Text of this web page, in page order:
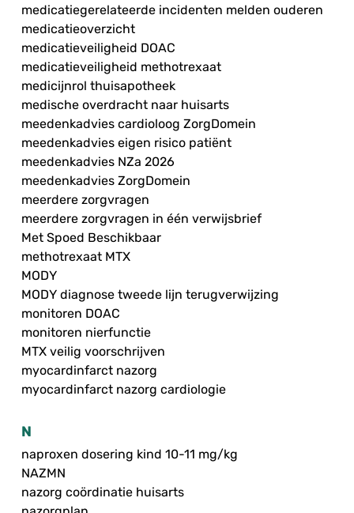
medicatiegerelateerde incidenten melden ouderen
medicatieoverzicht
medicatieveiligheid DOAC
medicatieveiligheid methotrexaat
medicijnrol thuisapotheek
medische overdracht naar huisarts
meedenkadvies cardioloog ZorgDomein
meedenkadvies eigen risico patiënt
meedenkadvies NZa 2026
meedenkadvies ZorgDomein
meerdere zorgvragen
meerdere zorgvragen in één verwijsbrief
Met Spoed Beschikbaar
methotrexaat MTX
MODY
MODY diagnose tweede lijn terugverwijzing
monitoren DOAC
monitoren nierfunctie
MTX veilig voorschrijven
myocardinfarct nazorg
myocardinfarct nazorg cardiologie
N
naproxen dosering kind 10-11 mg/kg
NAZMN
nazorg coördinatie huisarts